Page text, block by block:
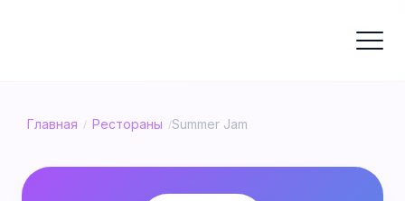
Главная / Рестораны /Summer Jam